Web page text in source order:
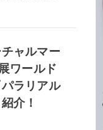
ャルマー
ワールド
ラリアル
介！